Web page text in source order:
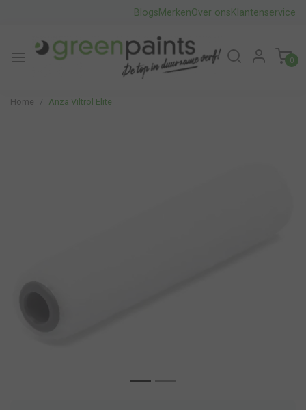
BlogsMerkenOver onsKlantenservice
0
Home Anza Viltrol Elite